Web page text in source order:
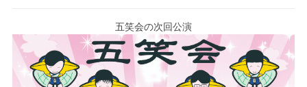
五笑会の次回公演